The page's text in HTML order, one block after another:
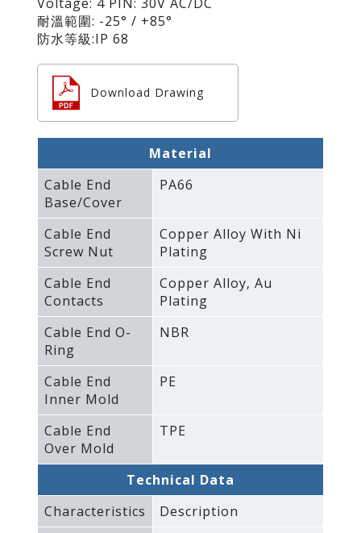
Voltage: 4 PIN: 30V AC/DC
耐溫範圍: -25° / +85°
防水等級:IP 68
Download Drawing
Material
Cable End
Base/Cover
PA66
Cable End
Screw Nut
Copper Alloy With Ni
Plating
Cable End
Contacts
Copper Alloy‚ Au
Plating
Cable End O-
Ring
NBR
Cable End
Inner Mold
PE
Cable End
Over Mold
TPE
Technical Data
Characteristics
Description